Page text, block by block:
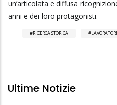
un’articolata e diffusa
anni e dei loro protagonisti.
RICERCA STORICA
Ultime Notizie